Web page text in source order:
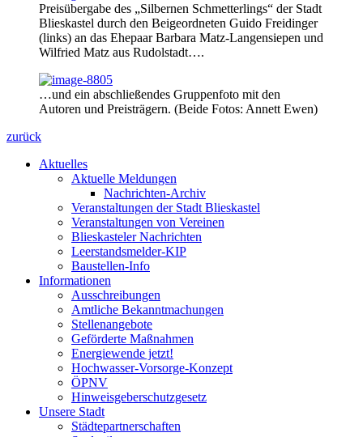
Preisübergabe des „Silbernen Schmetterlings“ der Stadt
Blieskastel durch den Beigeordneten Guido Freidinger
(links) an das Ehepaar Barbara Matz-Langensiepen und
Wilfried Matz aus Rudolstadt….
…und ein abschließendes Gruppenfoto mit den
Autoren und Preisträgern. (Beide Fotos: Annett Ewen)
zurück
Aktuelles
Aktuelle Meldungen
Nachrichten-Archiv
Veranstaltungen der Stadt Blieskastel
Veranstaltungen von Vereinen
Blieskasteler Nachrichten
Leerstandsmelder-KIP
Baustellen-Info
Informationen
Ausschreibungen
Amtliche Bekanntmachungen
Stellenangebote
Geförderte Maßnahmen
Energiewende jetzt!
Hochwasser-Vorsorge-Konzept
ÖPNV
Hinweisgeberschutzgesetz
Unsere Stadt
Städtepartnerschaften